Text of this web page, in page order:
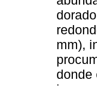
mm),
donde